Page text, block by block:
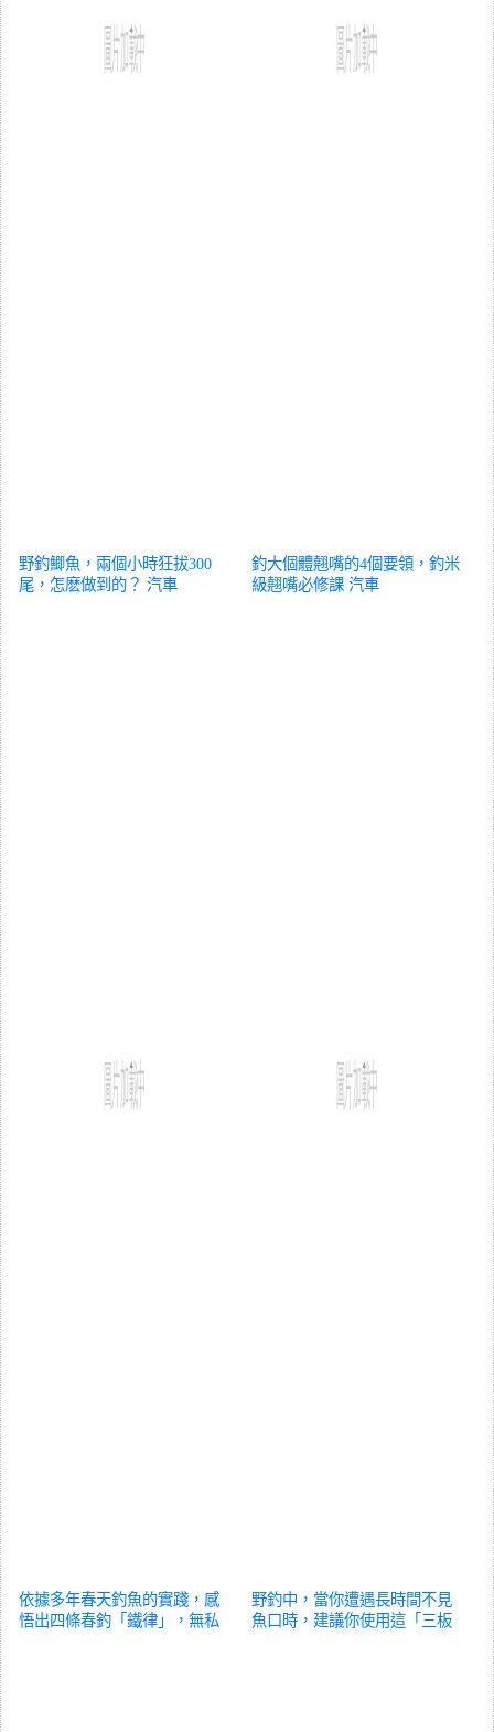
野釣鯽魚，兩個小時狂拔300
尾，怎麽做到的？ 汽車
釣大個體翹嘴的4個要領，釣米
級翹嘴必修課 汽車
依據多年春天釣魚的實踐，感
悟出四條春釣「鐵律」，無私
野釣中，當你遭遇長時間不見
魚口時，建議你使用這「三板